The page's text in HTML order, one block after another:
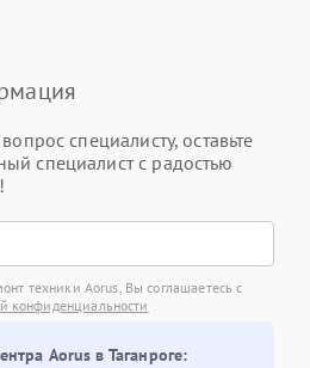
специалисту, оставьте
специалист с радостью
техники Aorus, Вы соглашаетесь с
конфиденциальности
Aorus в Таганроге: